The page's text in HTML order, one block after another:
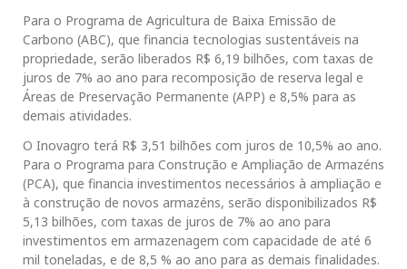
Para o Programa de Agricultura de Baixa Emissão de
Carbono (ABC), que financia tecnologias sustentáveis na
propriedade, serão liberados R$ 6,19 bilhões, com taxas de
juros de 7% ao ano para recomposição de reserva legal e
Áreas de Preservação Permanente (APP) e 8,5% para as
demais atividades.
O Inovagro terá R$ 3,51 bilhões com juros de 10,5% ao ano.
Para o Programa para Construção e Ampliação de Armazéns
(PCA), que financia investimentos necessários à ampliação e
à construção de novos armazéns, serão disponibilizados R$
5,13 bilhões, com taxas de juros de 7% ao ano para
investimentos em armazenagem com capacidade de até 6
mil toneladas, e de 8,5 % ao ano para as demais finalidades.